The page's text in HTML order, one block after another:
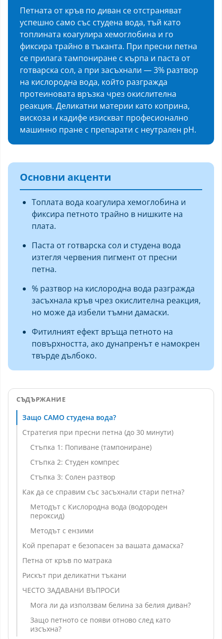
Петната от кръв по диван се отстраняват
успешно само със студена вода, тъй като
топлината коагулира хемоглобина и го
фиксира трайно в тъканта. При пресни петна
се прилага тампониране с кърпа и паста от
готварска сол, а при засъхнали — 3% разтвор
на кислородна вода, който разгражда
протеиновата връзка чрез окислителна
реакция. Деликатни материи като коприна,
вискоза и кадифе изискват професионално
машинно пране с препарати с неутрален pH.
Основни акценти
Топлата вода коагулира хемоглобина и
фиксира петното трайно в нишките на
плата.
Паста от готварска сол и студена вода
изтегля червения пигмент от пресни
петна.
% разтвор на кислородна вода разгражда
засъхнала кръв чрез окислителна реакция,
но може да избели тъмни дамаски.
Фитилният ефект връща петното на
повърхността, ако дунапренът е намокрен
твърде дълбоко.
СЪДЪРЖАНИЕ
Защо САМО студена вода?
Стратегия при пресни петна (до 30 минути)
Стъпка 1: Попиване (тампониране)
Стъпка 2: Студен компрес
Стъпка 3: Солен разтвор
Как да се справим със засъхнали стари петна?
Методът с Кислородна вода (водороден
пероксид)
Методът с eнзими
Кой препарат е безопасен за вашата дамаска?
Петна от кръв по матрака
Рискът при деликатни тъкани
ЧЕСТО ЗАДАВАНИ ВЪПРОСИ
Мога ли да използвам белина за белия диван?
Защо петното се появи отново след като
изсъхна?